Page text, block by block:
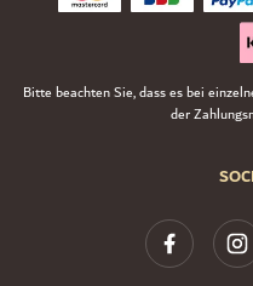
Bitte beachten Sie, dass es bei
der